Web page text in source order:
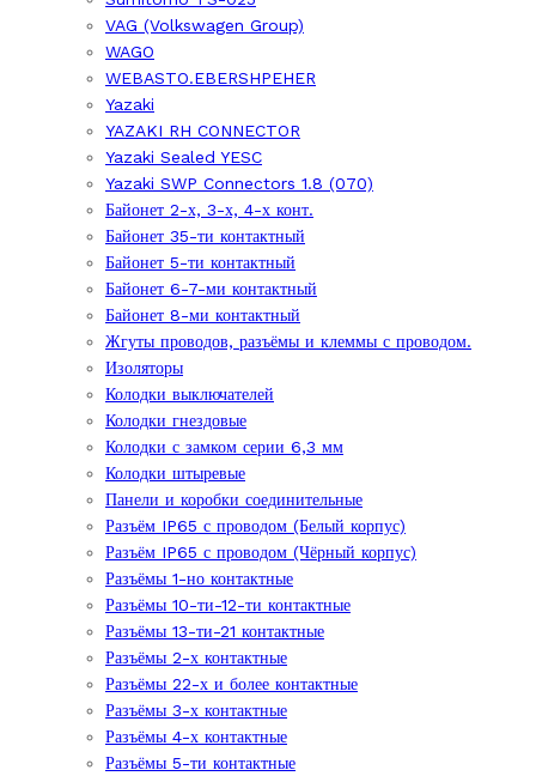
VAG (Volkswagen Group)
WAGO
WEBASTO.EBERSHPEHER
Yazaki
YAZAKI RH CONNECTOR
Yazaki Sealed YESC
Yazaki SWP Connectors 1.8 (070)
Байонет 2-х, 3-х, 4-х конт.
Байонет 35-ти контактный
Байонет 5-ти контактный
Байонет 6-7-ми контактный
Байонет 8-ми контактный
Жгуты проводов, разъёмы и клеммы с проводом.
Изоляторы
Колодки выключателей
Колодки гнездовые
Колодки с замком серии 6,3 мм
Колодки штыревые
Панели и коробки соединительные
Разъём IP65 с проводом (Белый корпус)
Разъём IP65 с проводом (Чёрный корпус)
Разъёмы 1-но контактные
Разъёмы 10-ти-12-ти контактные
Разъёмы 13-ти-21 контактные
Разъёмы 2-х контактные
Разъёмы 22-х и более контактные
Разъёмы 3-х контактные
Разъёмы 4-х контактные
Разъёмы 5-ти контактные